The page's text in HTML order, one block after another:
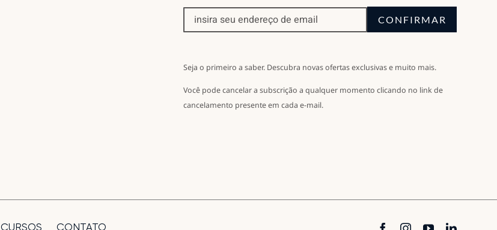
CONFIRMAR
Seja o primeiro a saber. Descubra novas ofertas exclusivas e muito mais.
Você pode cancelar a subscrição a qualquer momento clicando no link de
cancelamento presente em cada e-mail.